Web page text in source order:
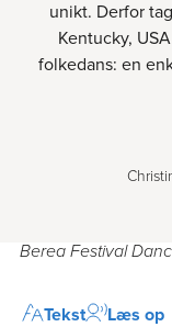
unikt. Derfor
Kentucky,
folkedans: en
Berea Festival
Tekst Læs op